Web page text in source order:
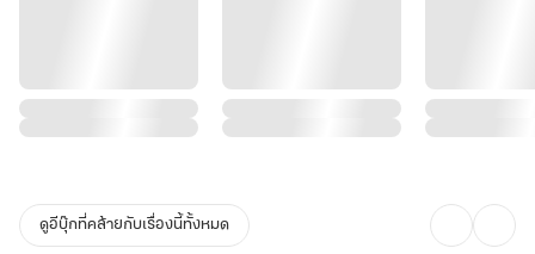
ดูอีบุ๊กที่คล้ายกับเรื่องนี้ทั้งหมด